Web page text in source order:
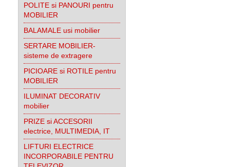
POLITE si PANOURI pentru
MOBILIER
BALAMALE usi mobilier
SERTARE MOBILIER-
sisteme de extragere
PICIOARE si ROTILE pentru
MOBILIER
ILUMINAT DECORATIV
mobilier
PRIZE si ACCESORII
electrice, MULTIMEDIA, IT
LIFTURI ELECTRICE
INCORPORABILE PENTRU